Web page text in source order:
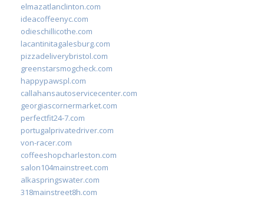
elmazatlanclinton.com
ideacoffeenyc.com
odieschillicothe.com
lacantinitagalesburg.com
pizzadeliverybristol.com
greenstarsmogcheck.com
happypawspl.com
callahansautoservicecenter.com
georgiascornermarket.com
perfectfit24-7.com
portugalprivatedriver.com
von-racer.com
coffeeshopcharleston.com
salon104mainstreet.com
alkaspringswater.com
318mainstreet8h.com